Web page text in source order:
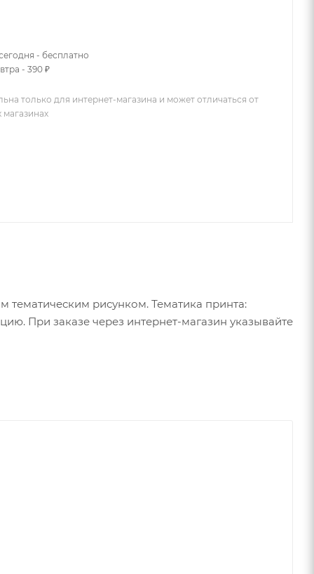
- бесплатно
- 390 ₽
только для интернет-магазина и может отличаться от
магазинах
тематическим рисунком. Тематика принта:
При заказе через интернет-магазин указывайте